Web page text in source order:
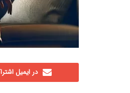
در ایمیل